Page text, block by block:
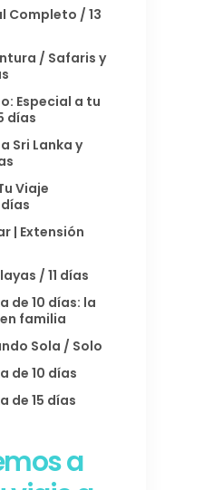
Completo / 13
/ Safaris y
Especial a tu
días
Sri Lanka y
Viaje
| Extensión
/ 11 días
de 10 días: la
familia
Sola / Solo
de 10 días
de 15 días
a